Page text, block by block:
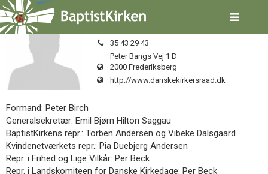
Spring
menu
over
indhold
tilbage
forsiden
1.0:
Forside
2.0:
Nyheder
3.0:
Kalender
4.0:
Inspiration
Danske Kirkers Råd
Tlf.:
35 43 29 43
Peter Bangs Vej 1 D
2000 Frederiksberg
http://www.danskekirkersraad.dk
Formand: Peter Birch
Generalsekretær: Emil Bjørn Hilton Saggau
BaptistKirkens repr.: Torben Andersen og Vibeke Dalsgaard
Kvindenetværkets repr.: Pia Duebjerg Andersen
Repr. i Frihed og Lige Vilkår: Per Beck
Repr. i Landskomiteen for Danske Kirkedage: Per Beck